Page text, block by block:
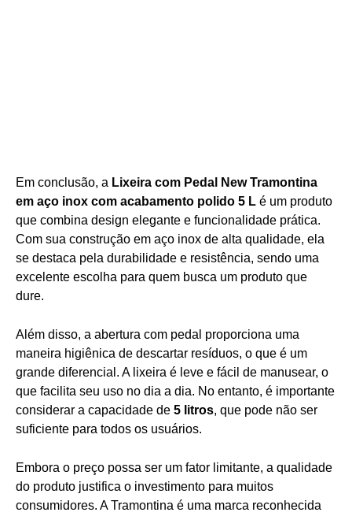
Em conclusão, a Lixeira com Pedal New Tramontina
em aço inox com acabamento polido 5 L é um produto
que combina design elegante e funcionalidade prática.
Com sua construção em aço inox de alta qualidade, ela
se destaca pela durabilidade e resistência, sendo uma
excelente escolha para quem busca um produto que
dure.
Além disso, a abertura com pedal proporciona uma
maneira higiênica de descartar resíduos, o que é um
grande diferencial. A lixeira é leve e fácil de manusear, o
que facilita seu uso no dia a dia. No entanto, é importante
considerar a capacidade de 5 litros, que pode não ser
suficiente para todos os usuários.
Embora o preço possa ser um fator limitante, a qualidade
do produto justifica o investimento para muitos
consumidores. A Tramontina é uma marca reconhecida